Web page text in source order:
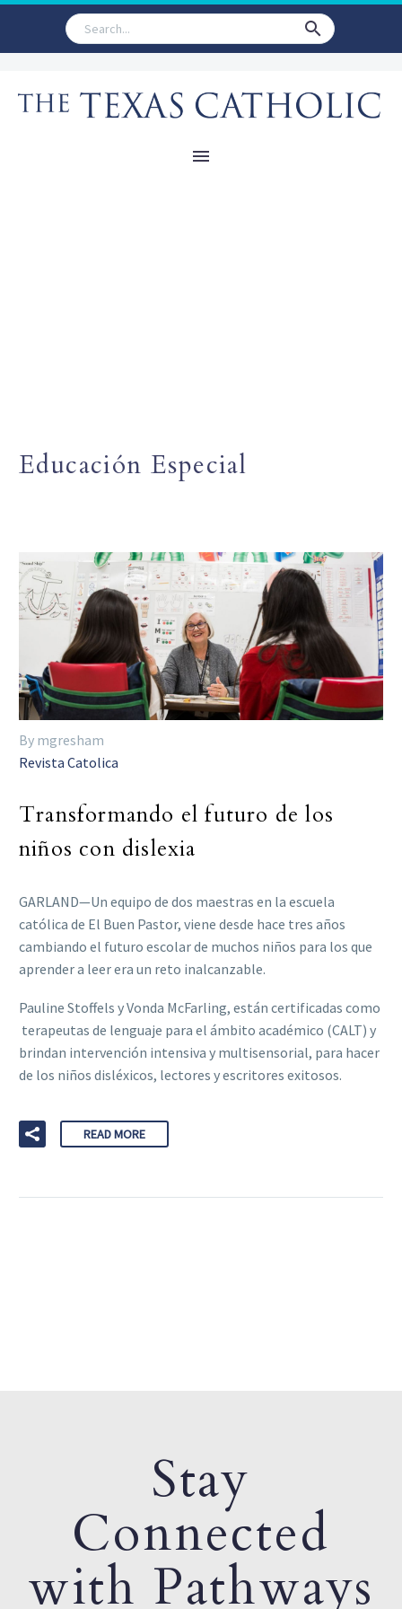
Educación Especial
By mgresham
Revista Catolica
Transformando el futuro de los
niños con dislexia
GARLAND—Un equipo de dos maestras en la escuela
católica de El Buen Pastor, viene desde hace tres años
cambiando el futuro escolar de muchos niños para los que
aprender a leer era un reto inalcanzable.
Pauline Stoffels y Vonda McFarling, están certificadas como
terapeutas de lenguaje para el ámbito académico (CALT) y
brindan intervención intensiva y multisensorial, para hacer
de los niños disléxicos, lectores y escritores exitosos.
READ MORE
Stay
Connected
with Pathways